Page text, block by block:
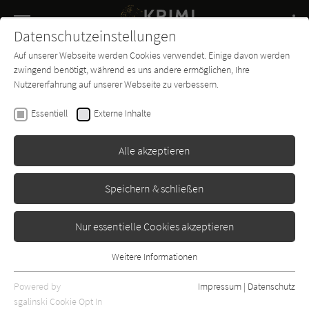
SUCHE
Buch-
Entdecker
Forum Charts
Desmond Bagley
Atemlos
Erschienen: Januar 1979 Bibliogr. Angaben
Datenschutzeinstellungen
Auf unserer Webseite werden Cookies verwendet. Einige davon werden
zwingend benötigt, während es uns andere ermöglichen, Ihre
Nutzererfahrung auf unserer Webseite zu verbessern.
Essentiell Externe Inhalte
Alle akzeptieren
Speichern & schließen
Nur essentielle Cookies akzeptieren
Essentielle Cookies werden für grundlegende Funktionen der
Webseite benötigt. Dadurch ist gewährleistet, dass die Webseite
Weitere Informationen
Powered by
sgalinski Cookie Opt In
Impressum | Datenschutz